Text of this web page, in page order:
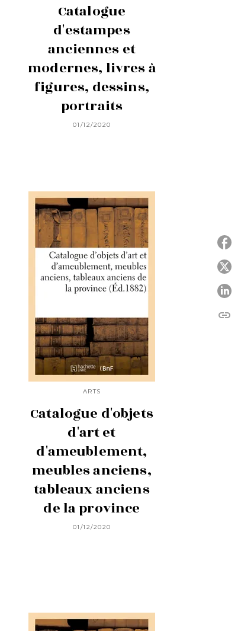
Catalogue
d'estampes
anciennes et
modernes, livres à
figures, dessins,
portraits
01/12/2020
ARTS
Catalogue d'objets
d'art et
d'ameublement,
meubles anciens,
tableaux anciens
de la province
01/12/2020
link